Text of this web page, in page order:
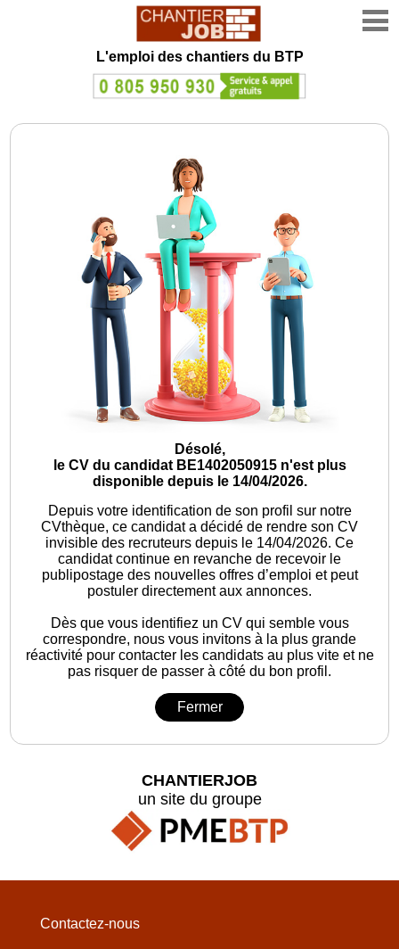
L'emploi des chantiers du BTP
Désolé,
le CV du candidat BE1402050915 n'est plus
disponible depuis le 14/04/2026.
Depuis votre identification de son profil sur notre
CVthèque, ce candidat a décidé de rendre son CV
invisible des recruteurs depuis le 14/04/2026. Ce
candidat continue en revanche de recevoir le
publipostage des nouvelles offres d’emploi et peut
postuler directement aux annonces.
Dès que vous identifiez un CV qui semble vous
correspondre, nous vous invitons à la plus grande
réactivité pour contacter les candidats au plus vite et ne
pas risquer de passer à côté du bon profil.
Fermer
CHANTIERJOB
un site du groupe
Contactez-nous